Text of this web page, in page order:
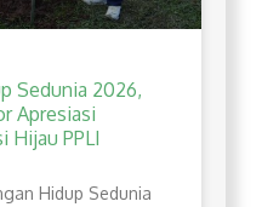
Sedunia 2026,
Apresiasi
Hijau PPLI
Hidup Sedunia